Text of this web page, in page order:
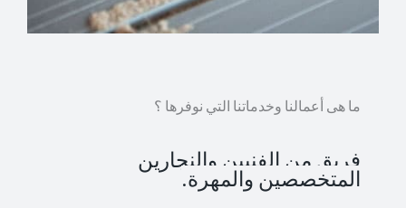
ما هى أعمالنا وخدماتنا التي نوفرها ؟
فريق من الفنيين والنجارين
المتخصصين والمهرة.